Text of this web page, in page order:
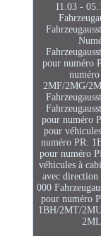
11.03 -
pour numéro
2MF/2MG/
pour numéro
pour
numéro PR:
pour numéro
véhicules à
avec direction
000
pour numéro
1BH/2MT/